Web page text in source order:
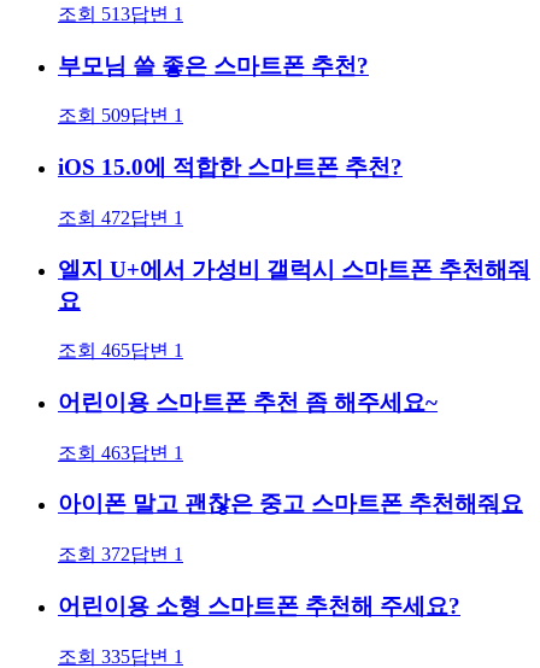
조회 513답변 1
부모님 쓸 좋은 스마트폰 추천?
조회 509답변 1
iOS 15.0에 적합한 스마트폰 추천?
조회 472답변 1
엘지 U+에서 가성비 갤럭시 스마트폰 추천해줘
요
조회 465답변 1
어린이용 스마트폰 추천 좀 해주세요~
조회 463답변 1
아이폰 말고 괜찮은 중고 스마트폰 추천해줘요
조회 372답변 1
어린이용 소형 스마트폰 추천해 주세요?
조회 335답변 1